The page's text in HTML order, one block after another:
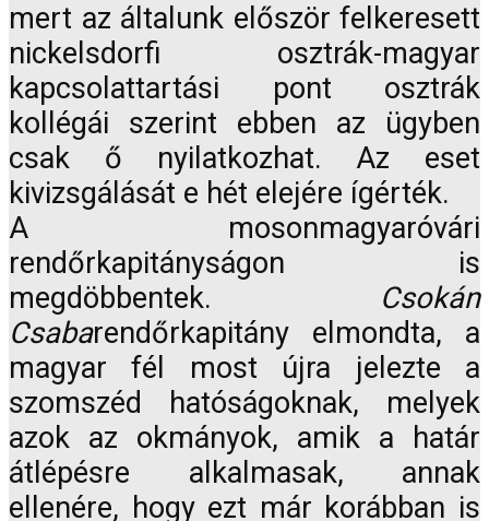
mert az általunk először felkeresett
nickelsdorfi osztrák-magyar
kapcsolattartási pont osztrák
kollégái szerint ebben az ügyben
csak ő nyilatkozhat. Az eset
kivizsgálását e hét elejére ígérték.
A mosonmagyaróvári
rendőrkapitányságon is
megdöbbentek. Csokán
Csabarendőrkapitány elmondta, a
magyar fél most újra jelezte a
szomszéd hatóságoknak, melyek
azok az okmányok, amik a határ
átlépésre alkalmasak, annak
ellenére, hogy ezt már korábban is